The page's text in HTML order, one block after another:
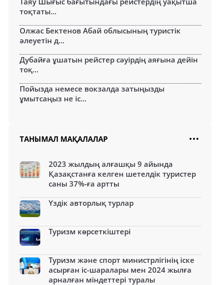
тоқтаты...
Олжас Бектенов Абай облысының туристік
әлеуетін д...
Дубайға ұшатын рейстер сәуірдің аяғына дейін
тоқ...
Пойызда немесе вокзалда затыңызды
ұмытсаңыз не іс...
ТАНЫМАЛ МАҚАЛАЛАР
2023 жылдың алғашқы 9 айында
Қазақстанға келген шетелдік туристер
саны 37%-ға артты
Үздік авторлық турлар
Туризм көрсеткіштері
Туризм және спорт министрлігінің іске
асырған іс-шаралары мен 2024 жылға
арналған міндеттері туралы